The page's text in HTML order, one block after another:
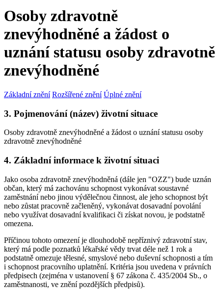
Osoby zdravotně
znevýhodněné a žádost o
uznání statusu osoby zdravotně
znevýhodněné
Základní znění Rozšířené znění Úplné znění
3. Pojmenování (název) životní situace
Osoby zdravotně znevýhodněné a žádost o uznání statusu osoby
zdravotně znevýhodněné
4. Základní informace k životní situaci
Jako osoba zdravotně znevýhodněná (dále jen "OZZ") bude uznán
občan, který má zachovánu schopnost vykonávat soustavné
zaměstnání nebo jinou výdělečnou činnost, ale jeho schopnost být
nebo zůstat pracovně začleněný, vykonávat dosavadní povolání
nebo využívat dosavadní kvalifikaci či získat novou, je podstatně
omezena.
Příčinou tohoto omezení je dlouhodobě nepříznivý zdravotní stav,
který má podle poznatků lékařské vědy trvat déle než 1 rok a
podstatně omezuje tělesné, smyslové nebo duševní schopnosti a tím
i schopnost pracovního uplatnění. Kritéria jsou uvedena v právních
předpisech (zejména v ustanovení § 67 zákona č. 435/2004 Sb., o
zaměstnanosti, ve znění pozdějších předpisů).